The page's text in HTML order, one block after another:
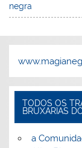
negra
TODOS OS
BRUXARIAS
a